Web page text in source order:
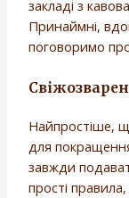
закладі з
Принаймні,
поговоримо
Найпростіше,
для покращення
завжди
прості